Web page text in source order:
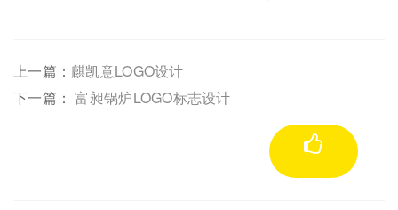
上一篇： 麒凯意LOGO设计
下一篇：富昶锅炉LOGO标志设计
--